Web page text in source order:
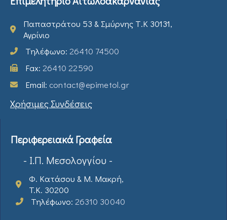
Παπαστράτου 53 & Σμύρνης Τ.Κ 30131,
Αγρίνιο
Τηλέφωνο: 26410 74500
Fax: 26410 22590
Email: contact@epimetol.gr
Χρήσιμες Συνδέσεις
Περιφερειακά Γραφεία
- Ι.Π. Μεσολογγίου -
Φ. Κατάσου & Μ. Μακρή,
T.K. 30200
Τηλέφωνο: 26310 30040